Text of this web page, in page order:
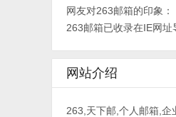
网友对263邮箱的印象：
263邮箱已收录在IE网
网站介绍
263,天下邮,个人邮箱,企